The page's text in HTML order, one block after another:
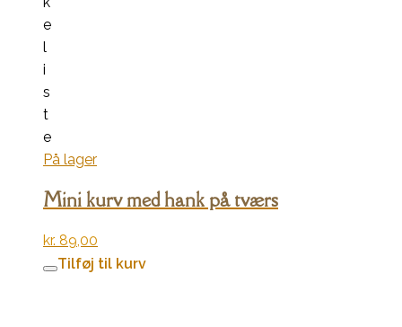
e
l
i
s
t
e
På lager
Mini kurv med hank på tværs
kr. 89,00
Tilføj til kurv